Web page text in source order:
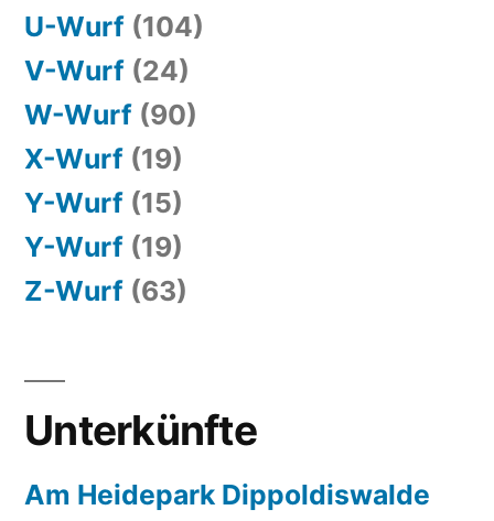
U-Wurf (104)
V-Wurf (24)
W-Wurf (90)
X-Wurf (19)
Y-Wurf (15)
Y-Wurf (19)
Z-Wurf (63)
Unterkünfte
Am Heidepark Dippoldiswalde